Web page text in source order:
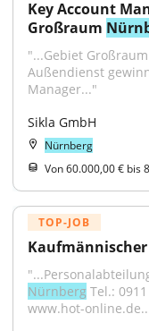
Key Account
Großraum
"...Gebiet Großraum
Außendienst
Manager..."
Sikla GmbH
Nürnberg
Von 60.000,00 € bis
TOP-JOB
Nürnberg Tel.:
www.hot-